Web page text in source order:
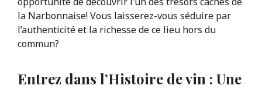
la Narbonnaise! Vous laisserez-vous séduire par
l’authenticité et la richesse de ce lieu hors du
commun?
Entrez dans l’Histoire de vin : Une